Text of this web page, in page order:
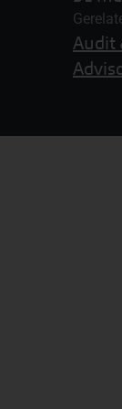
Audit